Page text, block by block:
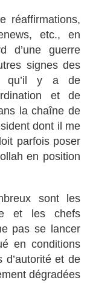
réaffirmations,
etc., en
d’une guerre
signes des
qu’il y a de
et de
la chaîne de
dont il me
parfois poser
en position
sont les
et les chefs
pas se lancer
en conditions
d’autorité et de
dégradées